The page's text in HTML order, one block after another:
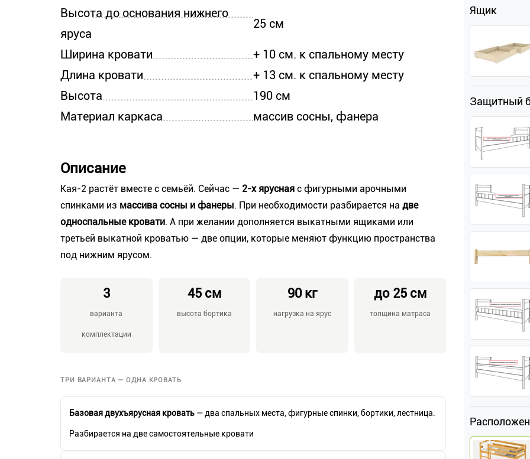
Высота до основания нижнего
яруса
25 см
Ширина кровати
+ 10 см. к спальному месту
Длина кровати
+ 13 см. к спальному месту
Высота
190 см
Материал каркаса
массив сосны, фанера
Описание
Кая-2 растёт вместе с семьёй. Сейчас — 2-х ярусная с фигурными арочными
спинками из массива сосны и фанеры. При необходимости разбирается на две
односпальные кровати. А при желании дополняется выкатными ящиками или
третьей выкатной кроватью — две опции, которые меняют функцию пространства
под нижним ярусом.
3
варианта
комплектации
45 см
высота бортика
90 кг
нагрузка на ярус
до 25 см
толщина матраса
ТРИ ВАРИАНТА — ОДНА КРОВАТЬ
Базовая двухъярусная кровать — два спальных места, фигурные спинки, бортики, лестница.
Разбирается на две самостоятельные кровати
Ящик
Защитный